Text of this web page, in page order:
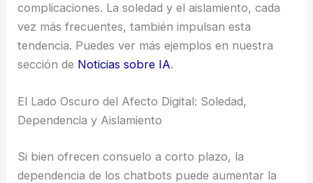
complicaciones. La soledad y el aislamiento, cada
vez más frecuentes, también impulsan esta
tendencia. Puedes ver más ejemplos en nuestra
sección de Noticias sobre IA.
El Lado Oscuro del Afecto Digital: Soledad,
Dependencia y Aislamiento
Si bien ofrecen consuelo a corto plazo, la
dependencia de los chatbots puede aumentar la